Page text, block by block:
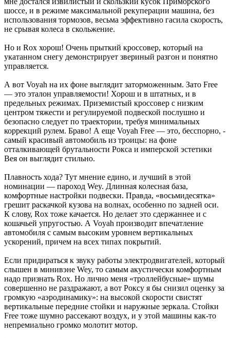
шоссе, и в режиме максимальной рекуперации машина, без
использования тормозов, весьма эффективно гасила скорость,
не срывая колеса в скольжение.
Но и Rox хорош! Очень прыткий кроссовер, который на
укатанном снегу демонстрирует звериный разгон и понятно
управляется.
А вот Voyah на их фоне выглядит заторможенным. Зато Free
— это эталон управляемости! Хорош и в штатных, и в
предельных режимах. Приземистый кроссовер с низким
центром тяжести и регулируемой подвеской послушно и
безопасно следует по траектории, требуя минимальных
коррекций рулем. Браво! А еще Voyah Free — это, бесспорно, ­
самый красивый автомобиль из троицы: на фоне
отталкивающей брутальности Рокса и имперской эстетики
Вея он выглядит стильно.
Плавность хода? Тут мнение едино, и лучший в этой
номинации — пароход Wey. Длинная колесная база,
комфортные настройки подвески. Правда, «восьмидесятка»
грешит раскачкой кузова на волнах, особенно по задней оси.
К ­слову, Rox тоже качается. Но делает это сдержаннее и с
кошачьей упругостью. А Voyah производит впечатление
автомобиля с самым высоким уровнем вертикальных
ускорений, причем на всех типах покрытий.
Если придираться к звуку работы электродвигателей, который
слышен в минивэне Wey, то самым акустически комфортным
надо признать Rox. Но лично меня «троллейбусные» шумы
совершенно не раздражают, а вот Роксу я бы снизил оценку за
громкую «аэродинамику»: на высокой скорости свистят
вертикальные передние стойки и наружные зеркала. Стойки
Free тоже шумно рассекают воздух, и у этой машины как-то
непремиально громко молотит мотор.